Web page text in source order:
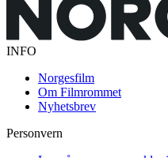
INFO
Norgesfilm
Om Filmrommet
Nyhetsbrev
Personvern